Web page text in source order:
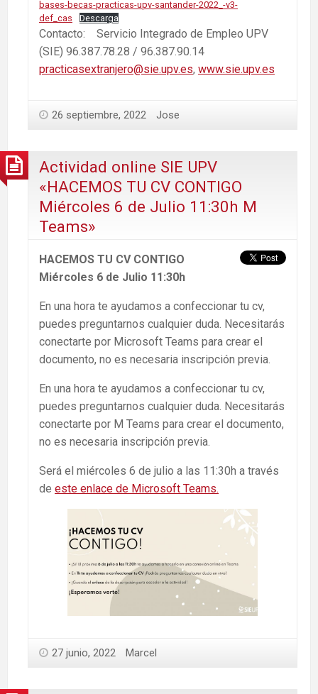
bases-becas-practicas-upv-santander-2022_-v3-
def_cas
Descarga
Contacto: Servicio Integrado de Empleo UPV
(SIE) 96.387.78.28 / 96.387.90.14
practicasextranjero@sie.upv.es, www.sie.upv.es
26 septiembre, 2022 Jose
Actividad online SIE UPV
«HACEMOS TU CV CONTIGO
Miércoles 6 de Julio 11:30h M
Teams»
HACEMOS TU CV CONTIGO
Miércoles 6 de Julio 11:30h
En una hora te ayudamos a confeccionar tu cv,
puedes preguntarnos cualquier duda. Necesitarás
conectarte por Microsoft Teams para crear el
documento, no es necesaria inscripción previa.
En una hora te ayudamos a confeccionar tu cv,
puedes preguntarnos cualquier duda. Necesitarás
conectarte por M Teams para crear el documento,
no es necesaria inscripción previa.
Será el miércoles 6 de julio a las 11:30h a través
de este enlace de Microsoft Teams.
27 junio, 2022 Marcel